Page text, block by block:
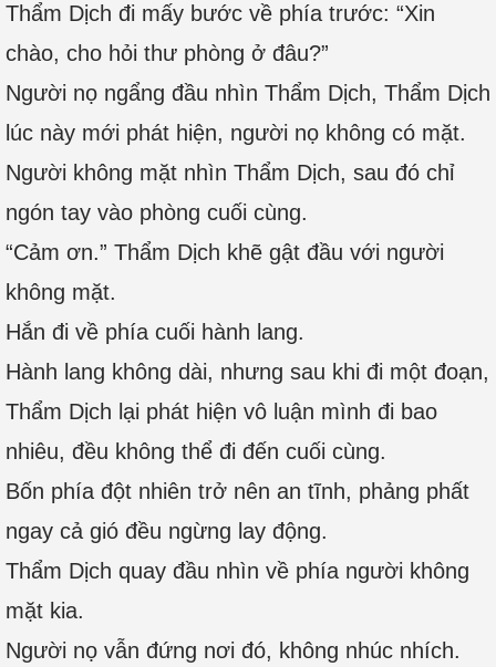
Thẩm Dịch đi mấy bước về phía trước: “Xin
chào, cho hỏi thư phòng ở đâu?”
Người nọ ngẩng đầu nhìn Thẩm Dịch, Thẩm Dịch
lúc này mới phát hiện, người nọ không có mặt.
Người không mặt nhìn Thẩm Dịch, sau đó chỉ
ngón tay vào phòng cuối cùng.
“Cảm ơn.” Thẩm Dịch khẽ gật đầu với người
không mặt.
Hắn đi về phía cuối hành lang.
Hành lang không dài, nhưng sau khi đi một đoạn,
Thẩm Dịch lại phát hiện vô luận mình đi bao
nhiêu, đều không thể đi đến cuối cùng.
Bốn phía đột nhiên trở nên an tĩnh, phảng phất
ngay cả gió đều ngừng lay động.
Thẩm Dịch quay đầu nhìn về phía người không
mặt kia.
Người nọ vẫn đứng nơi đó, không nhúc nhích.